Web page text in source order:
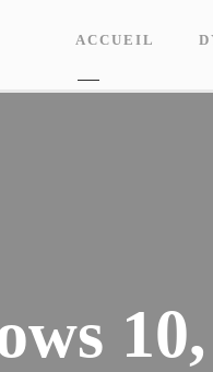
ACCUEIL